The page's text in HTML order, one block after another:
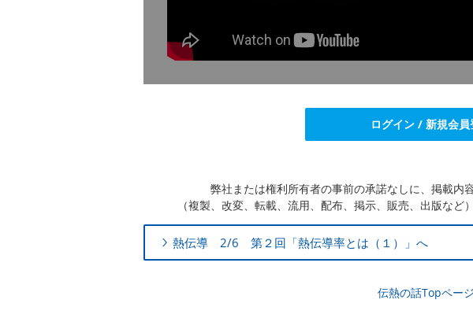
ログイン / 新規会員
弊社または権利所有者の事前の承諾なしに、掲載内
（複製、改変、転載、流用、配布、掲示、販売、出版など
熱伝導 2/6 第２回「熱伝導率とは（１）」へ
伝熱の話Topペー